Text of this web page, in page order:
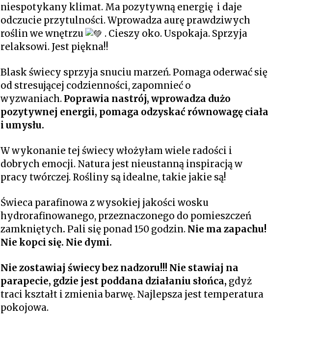
niespotykany klimat. Ma pozytywną energię i daje
odczucie przytulności. Wprowadza aurę prawdziwych
roślin we wnętrzu
. Cieszy oko. Uspokaja. Sprzyja
relaksowi. Jest piękna!!
Blask świecy sprzyja snuciu marzeń. Pomaga oderwać się
od stresującej codzienności, zapomnieć o
wyzwaniach. Poprawia nastrój, wprowadza dużo
pozytywnej energii, pomaga odzyskać równowagę ciała
i umysłu.
W wykonanie tej świecy włożyłam wiele radości i
dobrych emocji. Natura jest nieustanną inspiracją w
pracy twórczej. Rośliny są idealne, takie jakie są!
Świeca parafinowa z wysokiej jakości wosku
hydrorafinowanego, przeznaczonego do pomieszczeń
zamkniętych. Pali się ponad 150 godzin.Nie ma zapachu!
Nie kopci się. Nie dymi.
Nie zostawiaj świecy bez nadzoru!!! Nie stawiaj na
parapecie, gdzie jest poddana działaniu słońca, gdyż
traci kształt i zmienia barwę. Najlepsza jest temperatura
pokojowa.